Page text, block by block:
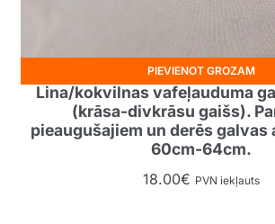
Lina/kokvilnas vafeļauduma
(krāsa-divkrāsu gaišs).
pieaugušajiem un derēs galvas
60cm-64cm.
18.00€ PVN iekļauts
PIEVIENOT GROZAM